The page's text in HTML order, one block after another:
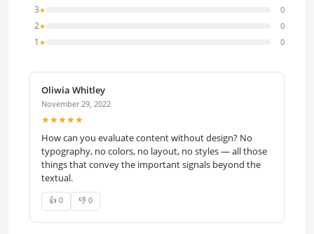
3★ 0
2★ 0
1 ★ 0
Oliwia Whitley
November 29, 2022
★★★★★
How can you evaluate content without design? No
typography, no colors, no layout, no styles — all those
things that convey the important signals beyond the
textual.
👍 0 👎 0